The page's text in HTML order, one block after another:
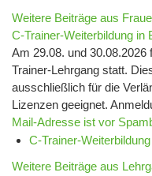
Weitere Beiträge aus
C-Trainer-Weiterbildung in
Am 29.08. und
Trainer-Lehrgang statt.
ausschließlich für die
Lizenzen geeignet.
Mail-Adresse ist vor
C-Trainer-
Weitere Beiträge aus